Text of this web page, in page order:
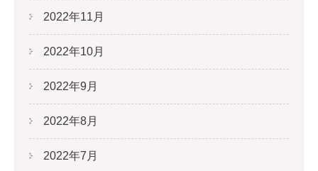
2022年11月
2022年10月
2022年9月
2022年8月
2022年7月